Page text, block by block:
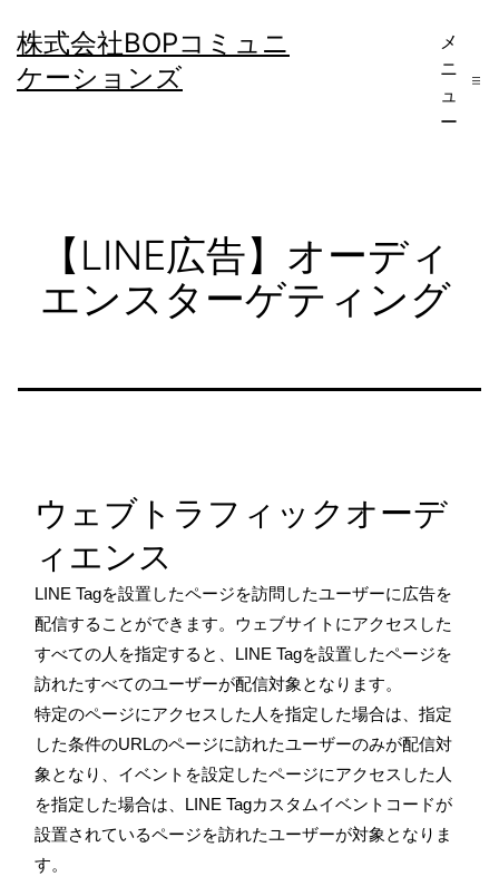
ン
テ
株式会社BOPコミュニ
ケーションズ
メ
ニ
ュ
ー
【LINE広告】オーディ
エンスターゲティング
ウェブトラフィックオーデ
ィエンス
LINE Tagを設置したページを訪問したユーザーに広告を
配信することができます。ウェブサイトにアクセスした
すべての人を指定すると、LINE Tagを設置したページを
訪れたすべてのユーザーが配信対象となります。
特定のページにアクセスした人を指定した場合は、指定
した条件のURLのページに訪れたユーザーのみが配信対
象となり、イベントを設定したページにアクセスした人
を指定した場合は、LINE Tagカスタムイベントコードが
設置されているページを訪れたユーザーが対象となりま
す。